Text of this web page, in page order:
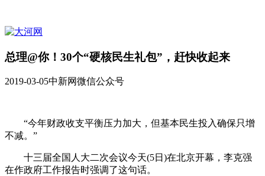
总理@你！30个“硬核民生礼包”，赶快收起来
2019-03-05中新网微信公众号
“今年财政收支平衡压力加大，但基本民生投入确保只增
不减。”
十三届全国人大二次会议今天(5日)在北京开幕，李克强
在作政府工作报告时强调了这句话。